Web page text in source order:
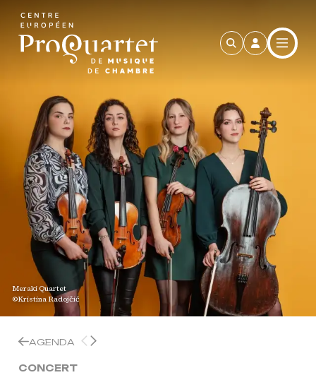
Meraki Quartet
©Kristina Radojčić
AGENDA
CONCERT